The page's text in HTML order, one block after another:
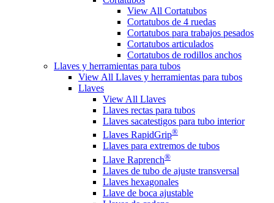
View All Cortatubos
Cortatubos de 4 ruedas
Cortatubos para trabajos pesados
Cortatubos articulados
Cortatubos de rodillos anchos
Llaves y herramientas para tubos
View All Llaves y herramientas para tubos
Llaves
View All Llaves
Llaves rectas para tubos
Llaves sacatestigos para tubo interior
Llaves RapidGrip®
Llaves para extremos de tubos
Llave Raprench®
Llaves de tubo de ajuste transversal
Llaves hexagonales
Llave de boca ajustable